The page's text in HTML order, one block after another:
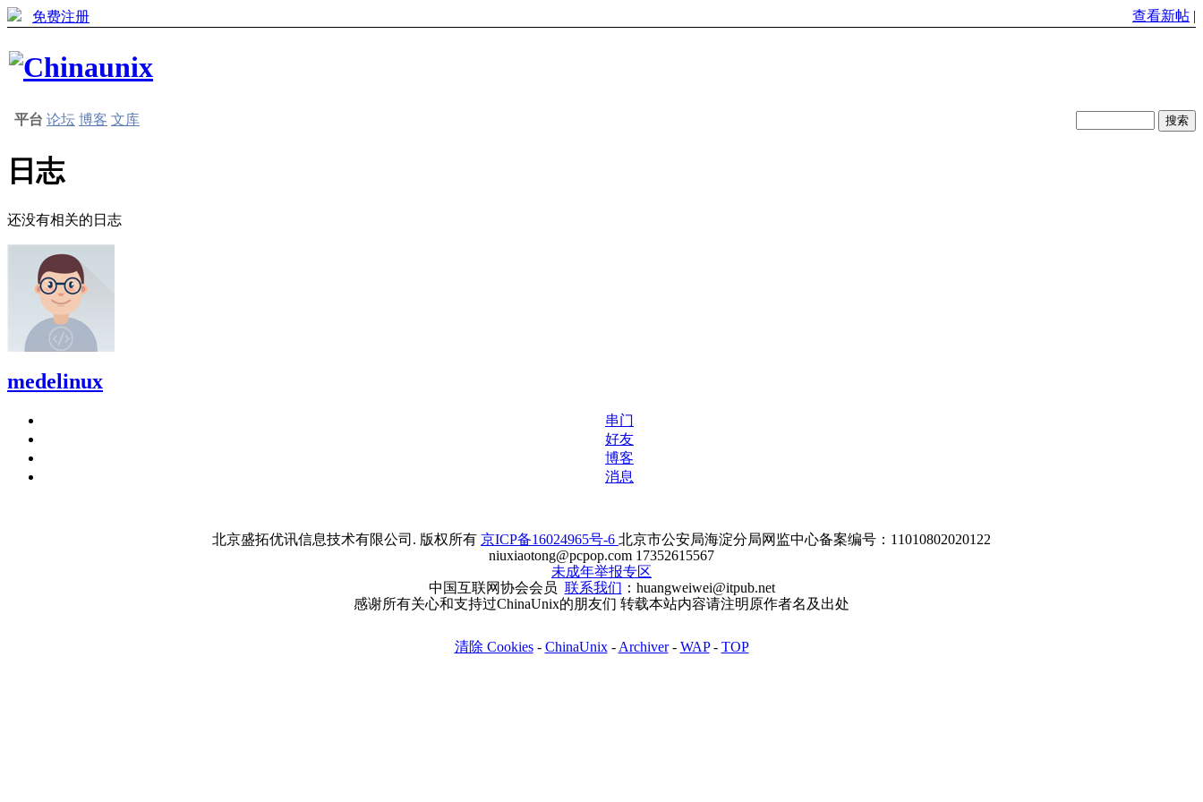
免费注册 查看新帖 |
平台 论坛 博客 文库
日志
还没有相关的日志
medelinux
串门
好友
博客
消息
北京盛拓优讯信息技术有限公司. 版权所有 京ICP备16024965号-6 北京市公安局海淀分局网监中心备案编号：11010802020122
niuxiaotong@pcpop.com 17352615567
未成年举报专区
中国互联网协会会员 联系我们 ：huangweiwei@itpub.net
感谢所有关心和支持过ChinaUnix的朋友们 转载本站内容请注明原作者名及出处
清除 Cookies- ChinaUnix- Archiver- WAP- TOP